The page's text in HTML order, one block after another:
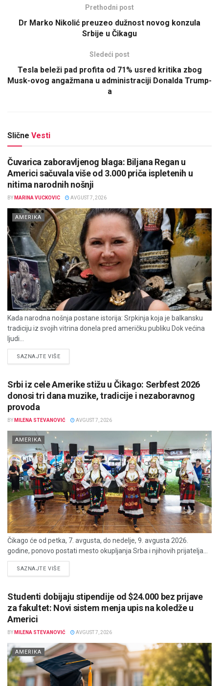
Prethodni post
Dr Marko Nikolić preuzeo dužnost novog konzula
Srbije u Čikagu
Sledeći post
Tesla beleži pad profita od 71% usred kritika zbog
Musk-ovog angažmana u administraciji Donalda Trump-
a
Slične Vesti
Čuvarica zaboravljenog blaga: Biljana Regan u
Americi sačuvala više od 3.000 priča ispletenih u
nitima narodnih nošnji
BY MARINA VUCKOVIC AVGUST 7, 2026
AMERIKA
Kada narodna nošnja postane istorija: Srpkinja koja je balkansku
tradiciju iz svojih vitrina donela pred američku publiku Dok većina
ljudi...
SAZNAJTE VIŠEDETAILS
Srbi iz cele Amerike stižu u Čikago: Serbfest 2026
donosi tri dana muzike, tradicije i nezaboravnog
provoda
BY MILENA STEVANOVIĆ AVGUST 7, 2026
AMERIKA
Čikago će od petka, 7. avgusta, do nedelje, 9. avgusta 2026.
godine, ponovo postati mesto okupljanja Srba i njihovih prijatelja...
SAZNAJTE VIŠEDETAILS
Studenti dobijaju stipendije od $24.000 bez prijave
za fakultet: Novi sistem menja upis na koledže u
Americi
BY MILENA STEVANOVIĆ AVGUST 7, 2026
AMERIKA